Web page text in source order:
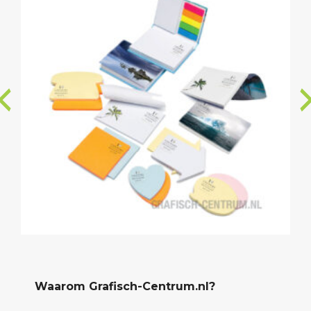
Waarom Grafisch-Centrum.nl?